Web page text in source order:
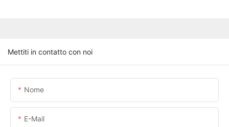
Mettiti in contatto con noi
Nome
E-Mail